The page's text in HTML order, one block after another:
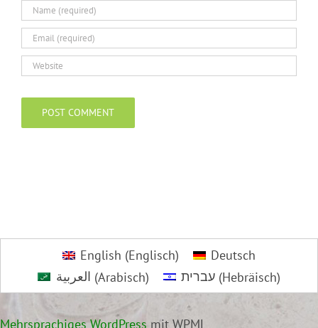
English (Englisch)
Deutsch
العربية (Arabisch) עברית(Hebräisch)
Mehrsprachiges WordPress mit WPML